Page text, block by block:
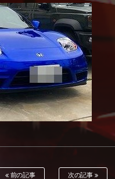
前の記事 次の記事